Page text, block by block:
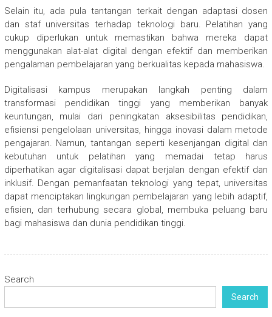
Selain itu, ada pula tantangan terkait dengan adaptasi dosen
dan staf universitas terhadap teknologi baru. Pelatihan yang
cukup diperlukan untuk memastikan bahwa mereka dapat
menggunakan alat-alat digital dengan efektif dan memberikan
pengalaman pembelajaran yang berkualitas kepada mahasiswa.
Digitalisasi kampus merupakan langkah penting dalam
transformasi pendidikan tinggi yang memberikan banyak
keuntungan, mulai dari peningkatan aksesibilitas pendidikan,
efisiensi pengelolaan universitas, hingga inovasi dalam metode
pengajaran. Namun, tantangan seperti kesenjangan digital dan
kebutuhan untuk pelatihan yang memadai tetap harus
diperhatikan agar digitalisasi dapat berjalan dengan efektif dan
inklusif. Dengan pemanfaatan teknologi yang tepat, universitas
dapat menciptakan lingkungan pembelajaran yang lebih adaptif,
efisien, dan terhubung secara global, membuka peluang baru
bagi mahasiswa dan dunia pendidikan tinggi.
Search
Search